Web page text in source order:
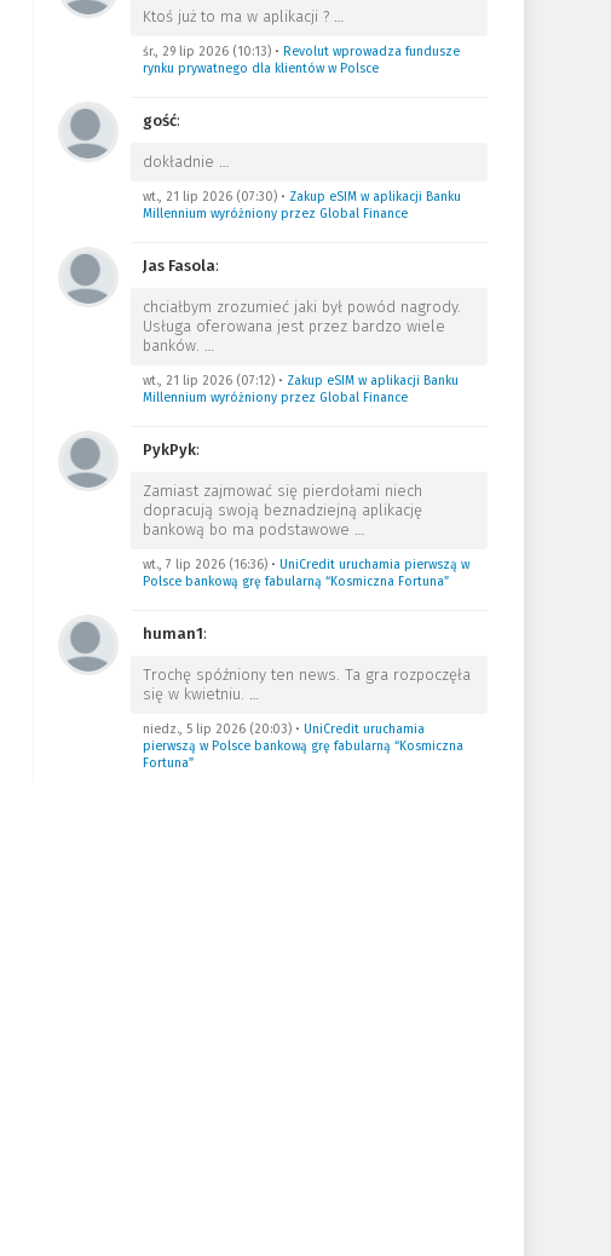
Ktoś już to ma w aplikacji ? …
śr., 29 lip 2026 (10:13)• Revolut wprowadza fundusze
rynku prywatnego dla klientów w Polsce
gość:
dokładnie …
wt., 21 lip 2026 (07:30)• Zakup eSIM w aplikacji Banku
Millennium wyróżniony przez Global Finance
Jas Fasola:
chciałbym zrozumieć jaki był powód nagrody.
Usługa oferowana jest przez bardzo wiele
banków. …
wt., 21 lip 2026 (07:12)• Zakup eSIM w aplikacji Banku
Millennium wyróżniony przez Global Finance
PykPyk:
Zamiast zajmować się pierdołami niech
dopracują swoją beznadziejną aplikację
bankową bo ma podstawowe …
wt., 7 lip 2026 (16:36)• UniCredit uruchamia pierwszą w
Polsce bankową grę fabularną “Kosmiczna Fortuna”
human1:
Trochę spóźniony ten news. Ta gra rozpoczęła
się w kwietniu. …
niedz., 5 lip 2026 (20:03)• UniCredit uruchamia
pierwszą w Polsce bankową grę fabularną “Kosmiczna
Fortuna”